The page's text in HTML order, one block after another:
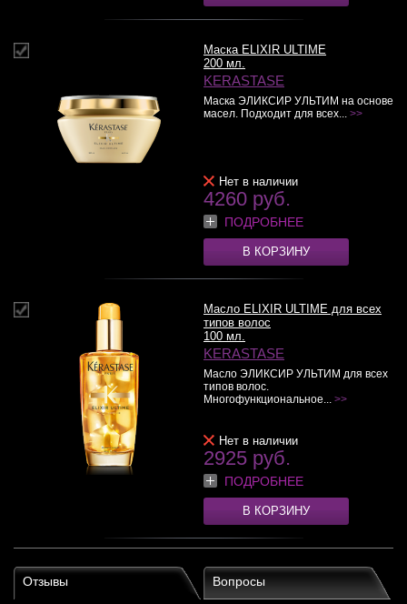
Маска ELIXIR ULTIME
200 мл.
KERASTASE
Маска ЭЛИКСИР УЛЬТИМ на основе
масел. Подходит для всех... >>
Нет в наличии
4260 руб.
ПОДРОБНЕЕ
В КОРЗИНУ
Масло ELIXIR ULTIME для всех
типов волос
100 мл.
KERASTASE
Масло ЭЛИКСИР УЛЬТИМ для всех
типов волос.
Многофункциональное... >>
Нет в наличии
2925 руб.
ПОДРОБНЕЕ
В КОРЗИНУ
Отзывы Вопросы